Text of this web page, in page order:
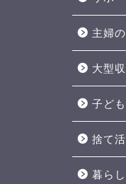
主婦
大型
子ど
捨て
暮ら